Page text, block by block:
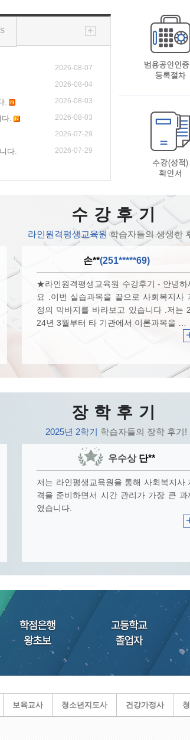
2026-08-07
2026-08-04
. 2026-08-03
다. 2026-08-03
2026-07-29
다. 2026-07-29
수강후기
라인원격평생교육원 학습자들의 생생한
손**(251*****69)
★라인원격평생교육원 수강후기 - 안녕하
요 .​이번 실습과목을 끝으로 사회복지사
정의 막바지를 바라보고 있습니다 .​저는
24년 3월부터 타 기관에서 이론과목을 …
장학후기
2025년 2학기 학습자들의 장학 후기!
우수상 단**
저는 라인평생교육원을 통해 사회복지사
격을 준비하면서 시간 관리가 가장 큰 과
였습니다.
보육교사 청소년지도사 건강가정사